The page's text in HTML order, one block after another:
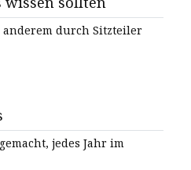
durch Sitzteiler
jedes Jahr im